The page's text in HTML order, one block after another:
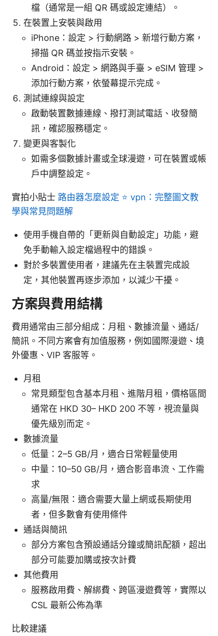
檔（通常是一組 QR 碼或設定連結）。
在裝置上安裝與啟用
iPhone：設定 > 行動網路 > 新增行動方案，
掃描 QR 碼並按指示安裝。
Android：設定 > 網路與手臺 > eSIM 管理 >
添加行動方案，依螢幕提示完成。
測試連線與設定
啟動裝置數據連線、撥打測試電話、收發簡
訊，確認服務穩定。
變更與客製化
如需多個數據計畫或全球漫遊，可在裝置或帳
戶中調整設定。
實拍小貼士 路由器怎麼設定 ⭐ vpn：完整圖文教
學與常見問題解
使用手機自帶的「更新與自動設定」功能，避
免手動輸入設定檔過程中的錯誤。
對於多裝置使用者，建議先在主裝置完成設
定，其他裝置再逐步添加，以減少干擾。
方案與費用結構
費用通常由三部分組成：月租、數據流量、通話/
簡訊。不同方案會有加值服務，例如國際漫遊、境
外優惠、VIP 客服等。
月租
常見類型包含基本月租、進階月租，價格區間
通常在 HKD 30– HKD 200 不等，視流量與
優先級別而定。
數據流量
低量：2–5 GB/月，適合日常輕量使用
中量：10–50 GB/月，適合影音串流、工作需
求
高量/無限：適合需要大量上網或長期使用
者，但多數會有使用條件
通話與簡訊
部分方案包含預設通話分鐘或簡訊配額，超出
部分可能要加購或按次計費
其他費用
服務啟用費、解綁費、跨區漫遊費等，實際以
CSL 最新公佈為準
比較建議